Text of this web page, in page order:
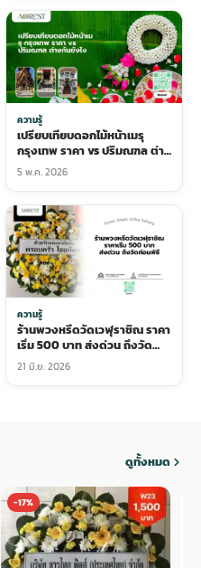
ความรู้
เปรียบเทียบดอกไม้หน้าเมรุ
กรุงเทพ ราคา vs ปริมณฑล ต่าง
กันยังไง
5 พ.ค. 2026
ความรู้
ร้านพวงหรีดวัดเวฬุราชิณ ราคา
เริ่ม 500 บาท ส่งด่วน ถึงวัด
ก่อนพิธี
21 มิ.ย. 2026
ดูทั้งหมด
-17%